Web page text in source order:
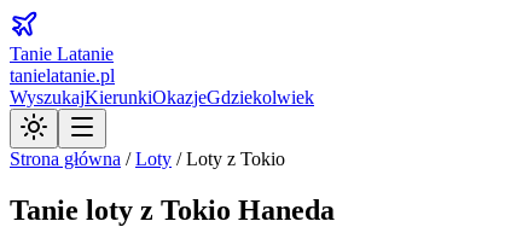
Tanie Latanie
tanielatanie.pl
WyszukajKierunkiOkazjeGdziekolwiek
Strona główna /Loty /Loty z Tokio
Tanie loty z Tokio Haneda